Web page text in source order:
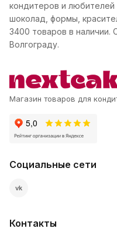
кондитеров и любителей
шоколад, формы,
3400 товаров в наличии.
Волгограду.
Магазин товаров для
Социальные сети
vk
Контакты